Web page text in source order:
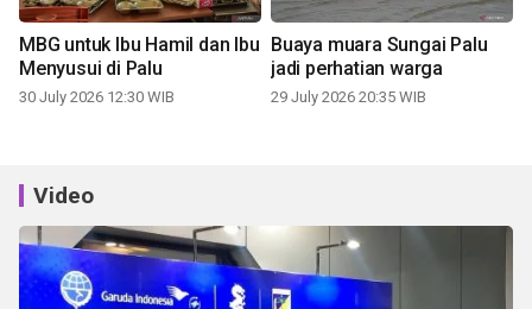
MBG untuk Ibu Hamil dan Ibu
Menyusui di Palu
30 July 2026 12:30 WIB
Buaya muara Sungai Palu
jadi perhatian warga
29 July 2026 20:35 WIB
Video